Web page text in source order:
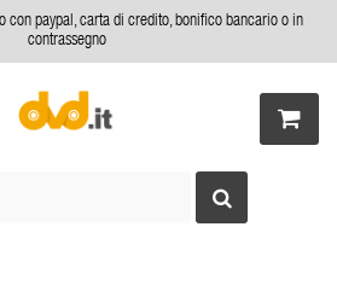
con paypal, carta di credito, bonifico bancario o in
contrassegno